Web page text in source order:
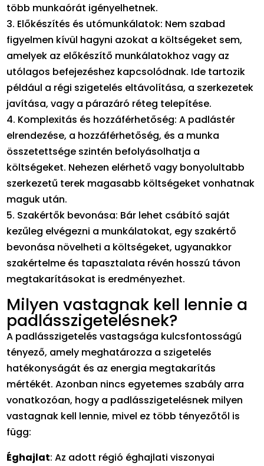
több munkaórát igényelhetnek.
3. Előkészítés és utómunkálatok: Nem szabad
figyelmen kívül hagyni azokat a költségeket sem,
amelyek az előkészítő munkálatokhoz vagy az
utólagos befejezéshez kapcsolódnak. Ide tartozik
például a régi szigetelés eltávolítása, a szerkezetek
javítása, vagy a párazáró réteg telepítése.
4. Komplexitás és hozzáférhetőség: A padlástér
elrendezése, a hozzáférhetőség, és a munka
összetettsége szintén befolyásolhatja a
költségeket. Nehezen elérhető vagy bonyolultabb
szerkezetű terek magasabb költségeket vonhatnak
maguk után.
5. Szakértők bevonása: Bár lehet csábító saját
kezűleg elvégezni a munkálatokat, egy szakértő
bevonása növelheti a költségeket, ugyanakkor
szakértelme és tapasztalata révén hosszú távon
megtakarításokat is eredményezhet.
Milyen vastagnak kell lennie a
padlásszigetelésnek?
A padlásszigetelés vastagsága kulcsfontosságú
tényező, amely meghatározza a szigetelés
hatékonyságát és az energia megtakarítás
mértékét. Azonban nincs egyetemes szabály arra
vonatkozóan, hogy a padlásszigetelésnek milyen
vastagnak kell lennie, mivel ez több tényezőtől is
függ:
Éghajlat: Az adott régió éghajlati viszonyai